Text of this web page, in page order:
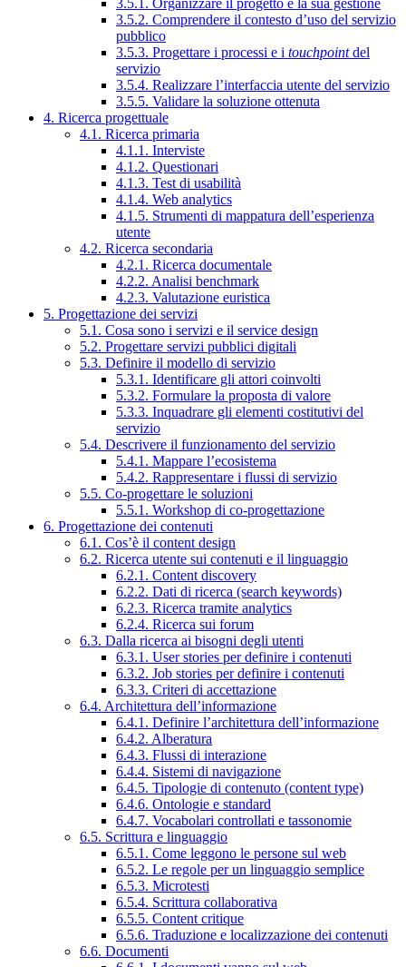
3.5.1. Organizzare il progetto e la sua gestione
3.5.2. Comprendere il contesto d’uso del servizio
pubblico
3.5.3. Progettare i processi e i touchpointdel
servizio
3.5.4. Realizzare l’interfaccia utente del servizio
3.5.5. Validare la soluzione ottenuta
4. Ricerca progettuale
4.1. Ricerca primaria
4.1.1. Interviste
4.1.2. Questionari
4.1.3. Test di usabilità
4.1.4. Web analytics
4.1.5. Strumenti di mappatura dell’esperienza
utente
4.2. Ricerca secondaria
4.2.1. Ricerca documentale
4.2.2. Analisi benchmark
4.2.3. Valutazione euristica
5. Progettazione dei servizi
5.1. Cosa sono i servizi e il service design
5.2. Progettare servizi pubblici digitali
5.3. Definire il modello di servizio
5.3.1. Identificare gli attori coinvolti
5.3.2. Formulare la proposta di valore
5.3.3. Inquadrare gli elementi costitutivi del
servizio
5.4. Descrivere il funzionamento del servizio
5.4.1. Mappare l’ecosistema
5.4.2. Rappresentare i flussi di servizio
5.5. Co-progettare le soluzioni
5.5.1. Workshop di co-progettazione
6. Progettazione dei contenuti
6.1. Cos’è il content design
6.2. Ricerca utente sui contenuti e il linguaggio
6.2.1. Content discovery
6.2.2. Dati di ricerca (search keywords)
6.2.3. Ricerca tramite analytics
6.2.4. Ricerca sui forum
6.3. Dalla ricerca ai bisogni degli utenti
6.3.1. User stories per definire i contenuti
6.3.2. Job stories per definire i contenuti
6.3.3. Criteri di accettazione
6.4. Architettura dell’informazione
6.4.1. Definire l’architettura dell’informazione
6.4.2. Alberatura
6.4.3. Flussi di interazione
6.4.4. Sistemi di navigazione
6.4.5. Tipologie di contenuto (content type)
6.4.6. Ontologie e standard
6.4.7. Vocabolari controllati e tassonomie
6.5. Scrittura e linguaggio
6.5.1. Come leggono le persone sul web
6.5.2. Le regole per un linguaggio semplice
6.5.3. Microtesti
6.5.4. Scrittura collaborativa
6.5.5. Content critique
6.5.6. Traduzione e localizzazione dei contenuti
6.6. Documenti